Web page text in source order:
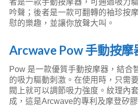
者是一款手動按摩器，可通過吸力
吟聲；後者是一款可翻轉的袖珍按
慰的樂趣，並讓你放聲大叫。
Arcwave Pow 手動按摩
Pow 是一款優質手動按摩器，結合
的吸力驅動刺激。在使用時，只需
閥上就可以調節吸力強度。紋理內
成，這是Arcwave的專利及摩登矽